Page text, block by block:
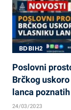
BD BIH2
Poslovni
Brčkog
lanca
24/03/2023